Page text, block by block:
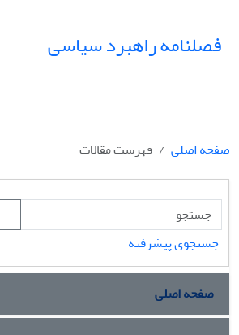
فصلنامه راهبرد سیاسی
صفحه اصلی
فهرست مقالات
جستجوی پیشرفته
صفحه اصلی